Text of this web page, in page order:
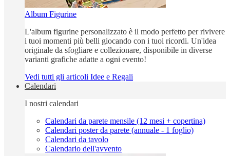
Album Figurine
L'album figurine personalizzato è il modo perfetto per rivivere
i tuoi momenti più belli giocando con i tuoi ricordi. Un'idea
originale da sfogliare e collezionare, disponibile in diverse
varianti grafiche adatte a ogni evento!
Vedi tutti gli articoli Idee e Regali
Calendari
I nostri calendari
Calendari da parete mensile (12 mesi + copertina)
Calendari poster da parete (annuale - 1 foglio)
Calendari da tavolo
Calendario dell'avvento